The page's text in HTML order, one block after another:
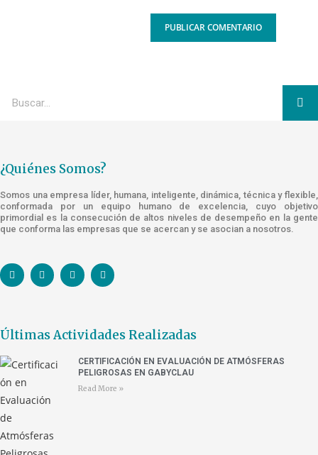
¿Quiénes Somos?
Somos una empresa líder, humana, inteligente, dinámica, técnica y flexible,
conformada por un equipo humano de excelencia, cuyo objetivo
primordial es la consecución de altos niveles de desempeño en la gente
que conforma las empresas que se acercan y se asocian a nosotros.
Últimas Actividades Realizadas
CERTIFICACIÓN EN EVALUACIÓN DE ATMÓSFERAS
PELIGROSAS EN GABYCLAU
Read More »